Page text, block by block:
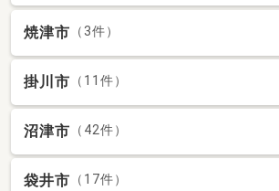
焼津市 （3件）
掛川市 （11件）
沼津市 （42件）
袋井市 （17件）